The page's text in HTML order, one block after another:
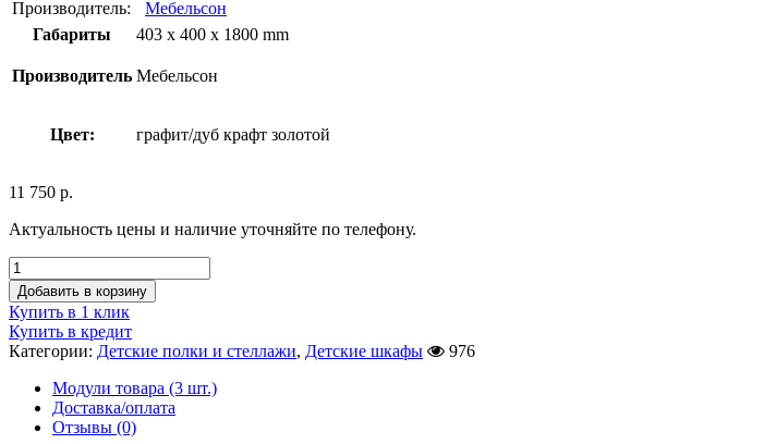
Производитель:
Мебельсон
Габариты
403 x 400 x 1800 mm
Производитель Мебельсон
Цвет: графит/дуб крафт золотой
11 750 р.
Актуальность цены и наличие уточняйте по телефону.
Добавить в корзину
Купить в 1 клик
Купить в кредит
Категории: Детские полки и стеллажи, Детские шкафы
976
Модули товара (3 шт.)
Доставка/оплата
Отзывы (0)